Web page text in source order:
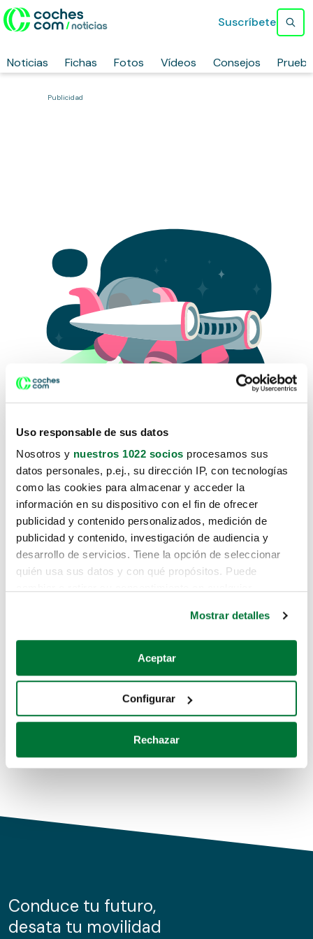
Uso responsable de sus datos
Nosotros y nuestros 1022 socios procesamos sus
datos personales, p.ej., su dirección IP, con tecnologías
como las cookies para almacenar y acceder la
información en su dispositivo con el fin de ofrecer
publicidad y contenido personalizados, medición de
publicidad y contenido, investigación de audiencia y
desarrollo de servicios. Tiene la opción de seleccionar
quién usa sus datos y con qué propósitos. Puede
Si lo permite, también quisiéramos:
Recopilar información sobre su ubicación geográfica
Identificar su dispositivo analizándolo activamente
para buscar características específicas (huellas
Obtenga más información sobre cómo se procesan sus
de cookies.
información sobre el uso que haga del sitio web con
nuestros partners de redes sociales, publicidad y análisis
Mostrar detalles
Aceptar
Configurar
Rechazar
Noticias Fichas Fotos Vídeos Consejos
Suscríbete
Publicidad
Lo sentimos, no sabemos como
te hemos traido hasta aquí.
Pero puedes encontrar el coche que estás
buscando en alguno de estos enlaces:
Coches de segunda mano
Coches de km0
Conduce tu futuro,
desata tu movilidad